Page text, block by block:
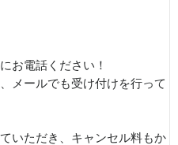
お電話ください！
メールでも受け付けを行って
いただき、キャンセル料もか